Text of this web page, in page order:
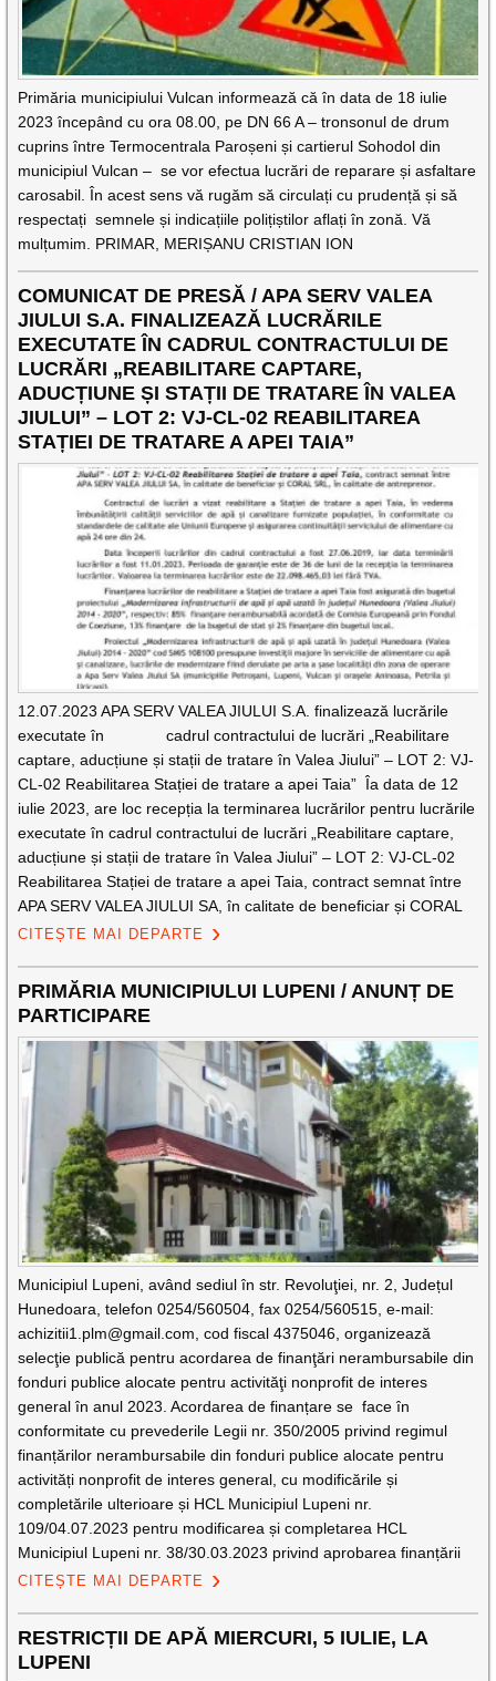
Primăria municipiului Vulcan informează că în data de 18 iulie
2023 începând cu ora 08.00, pe DN 66 A – tronsonul de drum
cuprins între Termocentrala Paroșeni și cartierul Sohodol din
municipiul Vulcan – se vor efectua lucrări de reparare și asfaltare
carosabil. În acest sens vă rugăm să circulați cu prudență și să
respectați semnele și indicațiile polițiștilor aflați în zonă. Vă
mulțumim. PRIMAR, MERIȘANU CRISTIAN ION
COMUNICAT DE PRESĂ / APA SERV VALEA
JIULUI S.A. FINALIZEAZĂ LUCRĂRILE
EXECUTATE ÎN CADRUL CONTRACTULUI DE
LUCRĂRI „REABILITARE CAPTARE,
ADUCȚIUNE ȘI STAȚII DE TRATARE ÎN VALEA
JIULUI” – LOT 2: VJ-CL-02 REABILITAREA
STAȚIEI DE TRATARE A APEI TAIA”
12.07.2023 APA SERV VALEA JIULUI S.A. finalizează lucrările
executate în cadrul contractului de lucrări „Reabilitare
captare, aducțiune și stații de tratare în Valea Jiului” – LOT 2: VJ-
CL-02 Reabilitarea Stației de tratare a apei Taia” Îa data de 12
iulie 2023, are loc recepția la terminarea lucrărilor pentru lucrările
executate în cadrul contractului de lucrări „Reabilitare captare,
aducțiune și stații de tratare în Valea Jiului” – LOT 2: VJ-CL-02
Reabilitarea Stației de tratare a apei Taia, contract semnat între
APA SERV VALEA JIULUI SA, în calitate de beneficiar și CORAL
CITEȘTE MAI DEPARTE
PRIMĂRIA MUNICIPIULUI LUPENI / ANUNȚ DE
PARTICIPARE
Municipiul Lupeni, având sediul în str. Revoluţiei, nr. 2, Județul
Hunedoara, telefon 0254/560504, fax 0254/560515, e-mail:
achizitii1.plm@gmail.com , cod fiscal 4375046, organizează
selecţie publică pentru acordarea de finanţări nerambursabile din
fonduri publice alocate pentru activităţi nonprofit de interes
general în anul 2023. Acordarea de finanțare se face în
conformitate cu prevederile Legii nr. 350/2005 privind regimul
finanțărilor nerambursabile din fonduri publice alocate pentru
activități nonprofit de interes general, cu modificările și
completările ulterioare și HCL Municipiul Lupeni nr.
109/04.07.2023 pentru modificarea și completarea HCL
Municipiul Lupeni nr. 38/30.03.2023 privind aprobarea finanțării
CITEȘTE MAI DEPARTE
RESTRICȚII DE APĂ MIERCURI, 5 IULIE, LA
LUPENI